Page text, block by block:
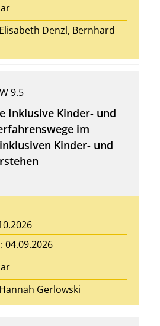
Elisabeth Denzl, Bernhard
9.5
Inklusive Kinder- und
im
Kinder- und
04.09.2026
Hannah Gerlowski